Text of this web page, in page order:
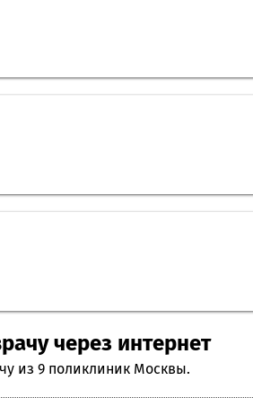
через интернет
из 9 поликлиник Москвы.